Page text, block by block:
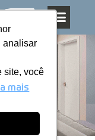
analisar
site, você
mais
analisar
site, você
mais